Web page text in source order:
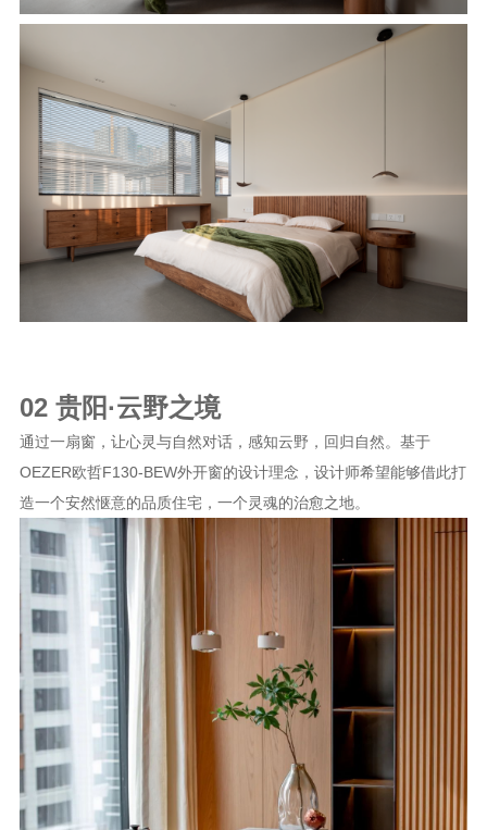
02 贵阳·云野之境
通过一扇窗，让心灵与自然对话，感知云野，回归自然。基于
OEZER欧哲F130-BEW外开窗的设计理念，设计师希望能够借此打
造一个安然惬意的品质住宅，一个灵魂的治愈之地。